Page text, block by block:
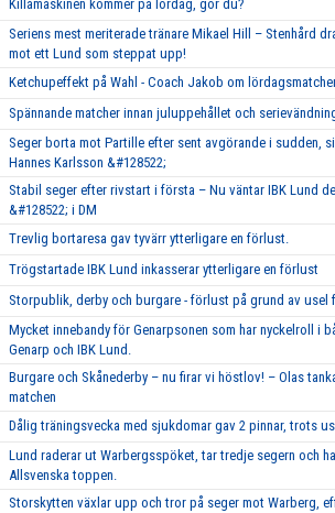
Kíllámáskínén kommer på lördag, gör du?
Seriens mest meriterade tränare Mikael Hill – Stenhård
mot ett Lund som steppat upp!
Ketchupeffekt på Wahl - Coach Jakob om
Spännande matcher innan juluppehållet och
Seger borta mot Partille efter sent avgörande i sudden,
Hannes Karlsson &#128522;
Stabil seger efter rivstart i första – Nu väntar IBK Lund
&#128522; i DM
Trevlig bortaresa gav tyvärr ytterligare en förlust.
Trögstartade IBK Lund inkasserar ytterligare en förlust
Storpublik, derby och burgare - förlust på grund av usel
Mycket innebandy för Genarpsonen som har nyckelroll i
Genarp och IBK Lund.
Burgare och Skånederby – nu firar vi höstlov! – Olas
matchen
Dålig träningsvecka med sjukdomar gav 2 pinnar, trots
Lund raderar ut Warbergsspöket, tar tredje segern och
Allsvenska toppen.
Storskytten växlar upp och tror på seger mot Warberg,